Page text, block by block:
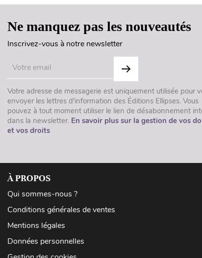
Ne manquez pas les nouveautés
Inscrivez-vous à notre newsletter
Votre adresse de messagerie est uniquement utilisée pour
envoyer les lettres d'information des Éditions Ellipses. Vous
pouvez à tout moment utiliser le lien de désabonnement
dans la newsletter. En savoir plus sur la gestion de vos
et vos droits
À PROPOS
Qui sommes-nous ?
Conditions générales de ventes
Mentions légales
Données personnelles